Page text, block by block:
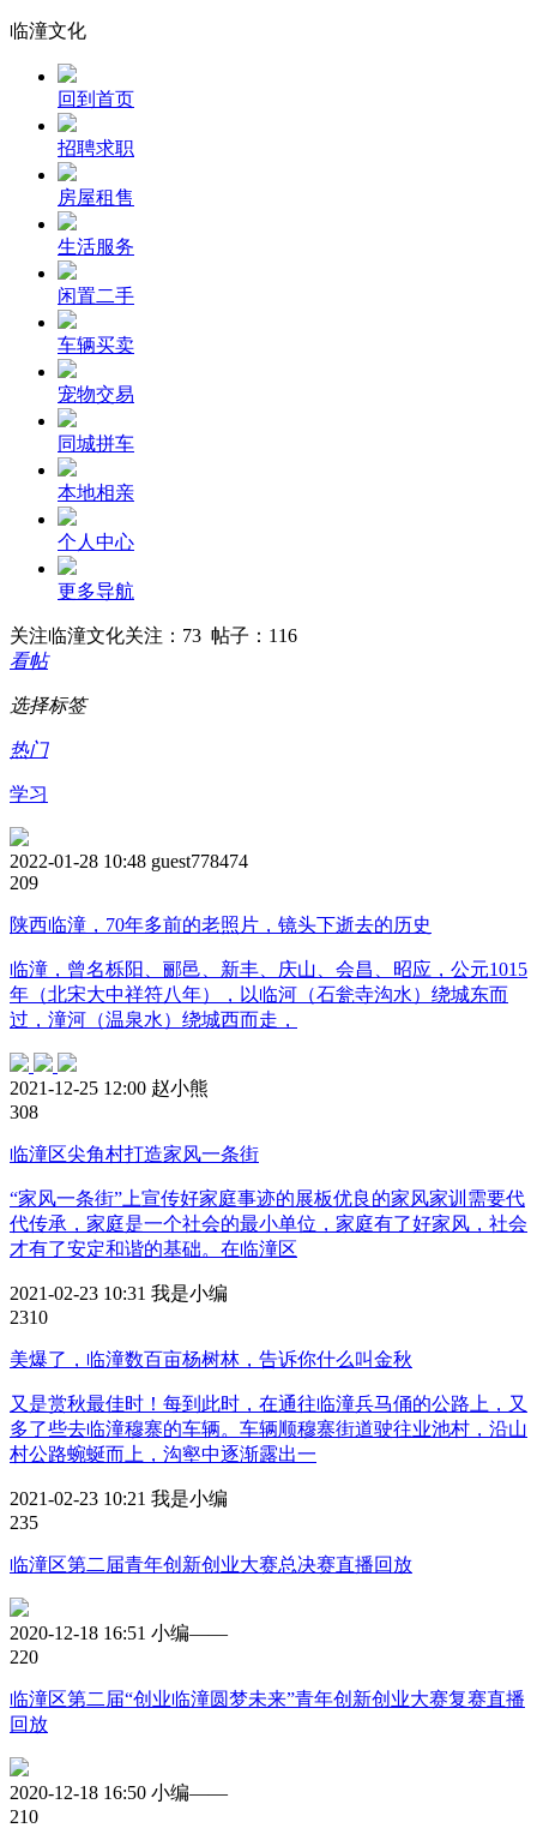
临潼文化
回到首页
招聘求职
房屋租售
生活服务
闲置二手
车辆买卖
宠物交易
同城拼车
本地相亲
个人中心
更多导航
关注临潼文化关注：73 帖子：116
看帖
选择标签
热门
学习
2022-01-28 10:48 guest778474
209
陕西临潼，70年多前的老照片，镜头下逝去的历史
临潼，曾名栎阳、郦邑、新丰、庆山、会昌、昭应，公元1015
年（北宋大中祥符八年），以临河（石瓮寺沟水）绕城东而
过，潼河（温泉水）绕城西而走，
2021-12-25 12:00 赵小熊
308
临潼区尖角村打造家风一条街
“家风一条街”上宣传好家庭事迹的展板优良的家风家训需要代
代传承，家庭是一个社会的最小单位，家庭有了好家风，社会
才有了安定和谐的基础。在临潼区
2021-02-23 10:31 我是小编
2310
美爆了，临潼数百亩杨树林，告诉你什么叫金秋
又是赏秋最佳时！每到此时，在通往临潼兵马俑的公路上，又
多了些去临潼穆寨的车辆。车辆顺穆寨街道驶往业池村，沿山
村公路蜿蜒而上，沟壑中逐渐露出一
2021-02-23 10:21 我是小编
235
临潼区第二届青年创新创业大赛总决赛直播回放
2020-12-18 16:51 小编——
220
临潼区第二届“创业临潼圆梦未来”青年创新创业大赛复赛直播
回放
2020-12-18 16:50 小编——
210